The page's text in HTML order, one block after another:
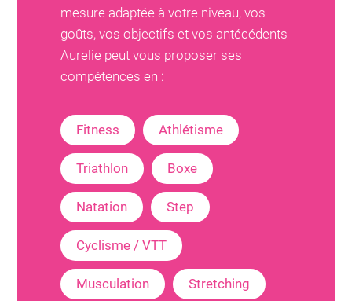
mesure adaptée à votre niveau, vos
goûts, vos objectifs et vos antécédents
Aurelie peut vous proposer ses
compétences en :
Fitness Athlétisme
Triathlon Boxe
Natation Step
Cyclisme / VTT
Musculation Stretching